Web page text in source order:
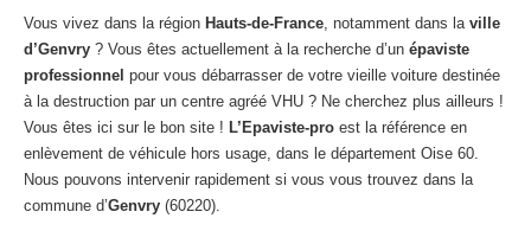
CENTREVHU AGRÉE
Centreagréé VHU Paris 75 : casse auto avec destruction
Centre
agréé VHU 77 : casse auto avec destruction
Centreagréé VHU 78 : casse auto avec destruction
Centreagréé VHU 91 : casse auto avec destruction
Vous vivez dans la région Hauts-de-France, notamment dans la ville
d’Genvry ? Vous êtes actuellement à la recherche d’un épaviste
professionnel pour vous débarrasser de votre vieille voiture destinée
à la destruction par un centre agréé VHU ? Ne cherchez plus ailleurs !
Vous êtes ici sur le bon site ! L’Epaviste-pro est la référence en
enlèvement de véhicule hors usage, dans le département Oise 60.
Nous pouvons intervenir rapidement si vous vous trouvez dans la
commune d’Genvry (60220).